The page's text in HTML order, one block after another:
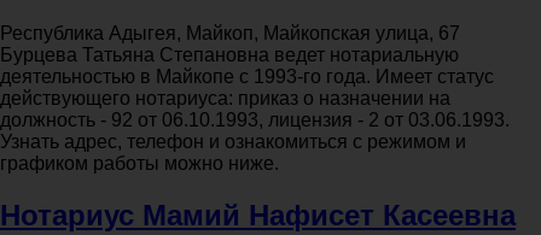
Республика Адыгея, Майкоп, Майкопская улица, 67
Бурцева Татьяна Степановна ведет нотариальную
деятельностью в Майкопе с 1993-го года. Имеет статус
действующего нотариуса: приказ о назначении на
должность - 92 от 06.10.1993, лицензия - 2 от 03.06.1993.
Узнать адрес, телефон и ознакомиться с режимом и
графиком работы можно ниже.
Нотариус Мамий Нафисет Касеевна